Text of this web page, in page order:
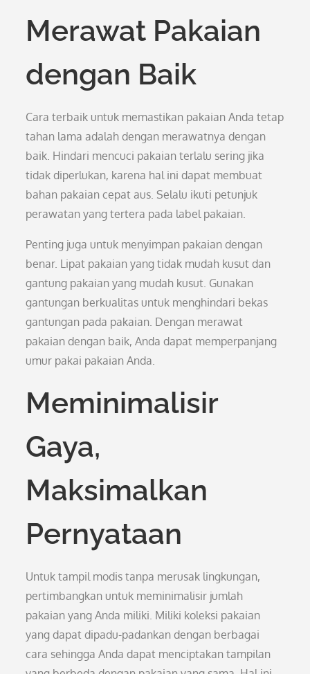
Merawat Pakaian
dengan Baik
Cara terbaik untuk memastikan pakaian Anda tetap
tahan lama adalah dengan merawatnya dengan
baik. Hindari mencuci pakaian terlalu sering jika
tidak diperlukan, karena hal ini dapat membuat
bahan pakaian cepat aus. Selalu ikuti petunjuk
perawatan yang tertera pada label pakaian.
Penting juga untuk menyimpan pakaian dengan
benar. Lipat pakaian yang tidak mudah kusut dan
gantung pakaian yang mudah kusut. Gunakan
gantungan berkualitas untuk menghindari bekas
gantungan pada pakaian. Dengan merawat
pakaian dengan baik, Anda dapat memperpanjang
umur pakai pakaian Anda.
Meminimalisir
Gaya,
Maksimalkan
Pernyataan
Untuk tampil modis tanpa merusak lingkungan,
pertimbangkan untuk meminimalisir jumlah
pakaian yang Anda miliki. Miliki koleksi pakaian
yang dapat dipadu-padankan dengan berbagai
cara sehingga Anda dapat menciptakan tampilan